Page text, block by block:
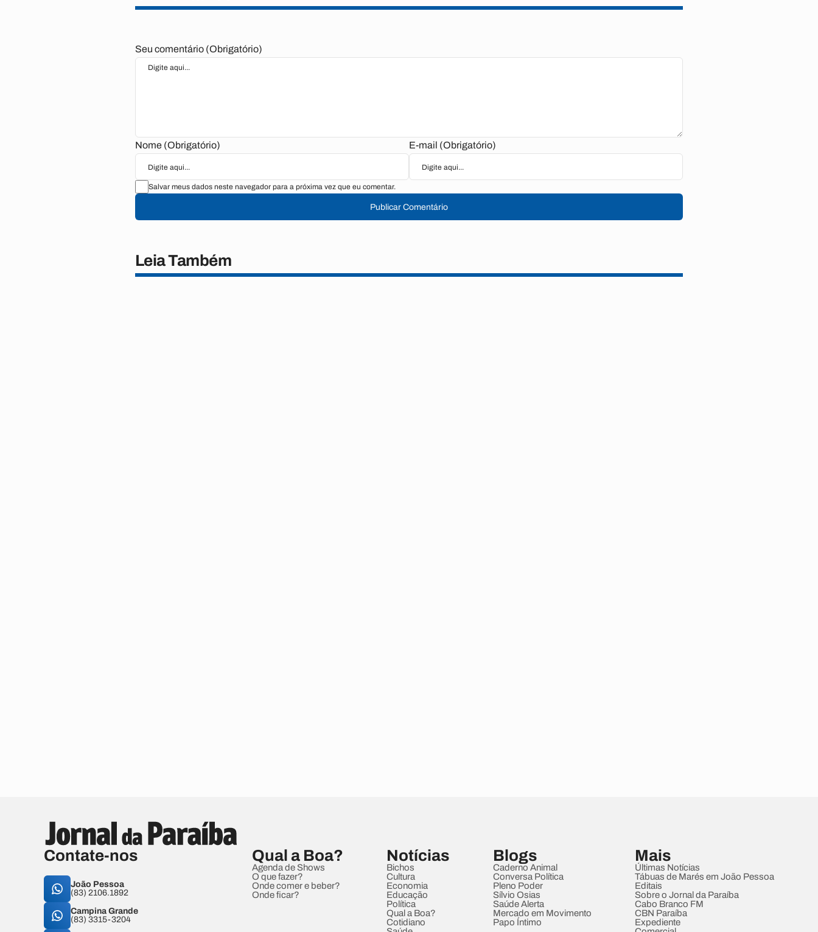
Seu comentário (Obrigatório)
Nome (Obrigatório) E-mail (Obrigatório)
Salvar meus dados neste navegador para a próxima vez que eu comentar.
Publicar Comentário
Leia Também
Contate-nos
João Pessoa
(83) 2106.1892
Campina Grande
(83) 3315-3204
Qual a Boa?
Agenda de Shows
O que fazer?
Onde comer e beber?
Onde ficar?
Notícias
Bichos
Cultura
Economia
Educação
Política
Qual a Boa?
Cotidiano
Blogs
Caderno Animal
Conversa Política
Pleno Poder
Sílvio Osias
Saúde Alerta
Mercado em Movimento
Papo Íntimo
Mais
Últimas Notícias
Tábuas de Marés em João Pessoa
Editais
Sobre o Jornal da Paraíba
Cabo Branco FM
CBN Paraíba
Expediente